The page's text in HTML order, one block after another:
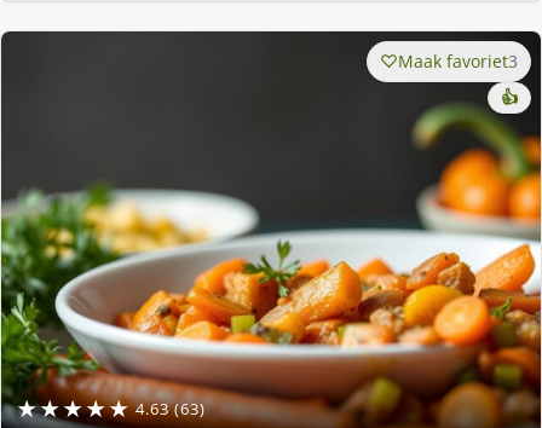
★★★★★ 4.63 (63)
Maak favoriet3
👍